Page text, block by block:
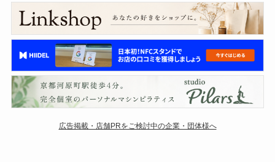
広告掲載・店舗PRをご検討中の企業・団体様へ